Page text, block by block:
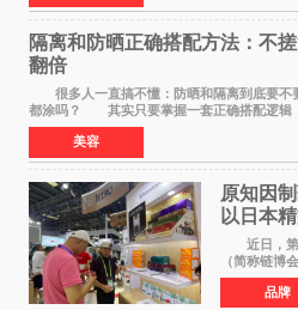
隔离和防晒正确搭配方法：不
翻倍
很多人一直搞不懂：防晒和隔离到底要不
都涂吗？ 其实只要掌握一套正确搭配逻辑
帖不搓泥、不闷痘，新手也能一次学会。
美容
原知因
以日本
近日，第
（简称链博
接世界，共
全产业生态
品牌